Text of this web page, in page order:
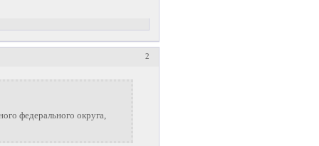
2
федерального округа,